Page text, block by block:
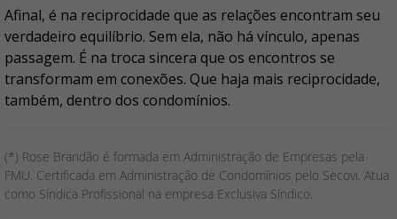
Afinal, é na reciprocidade que as relações encontram seu
verdadeiro equilíbrio. Sem ela, não há vínculo, apenas
passagem. É na troca sincera que os encontros se
transformam em conexões. Que haja mais reciprocidade,
também, dentro dos condomínios.
(*) Rose Brandão é formada em Administração de Empresas pela
FMU. Certificada em Administração de Condomínios pelo Secovi. Atua
como Síndica Profissional na empresa Exclusiva Síndico.